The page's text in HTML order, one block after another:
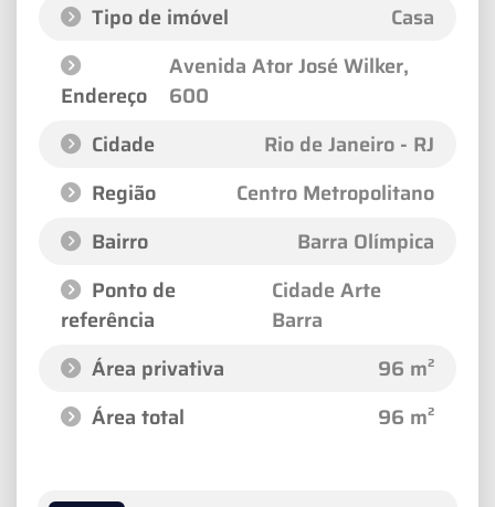
Tipo de imóvel
Casa
Endereço
Avenida Ator José Wilker,
600
Cidade
Rio de Janeiro - RJ
Região
Centro Metropolitano
Bairro
Barra Olímpica
Ponto de
referência
Cidade Arte
Barra
Área privativa
96 m²
Área total
96 m²